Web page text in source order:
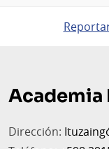
de
página
Academia
Dirección: